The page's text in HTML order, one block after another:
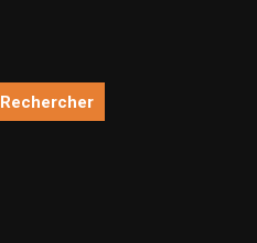
Rechercher